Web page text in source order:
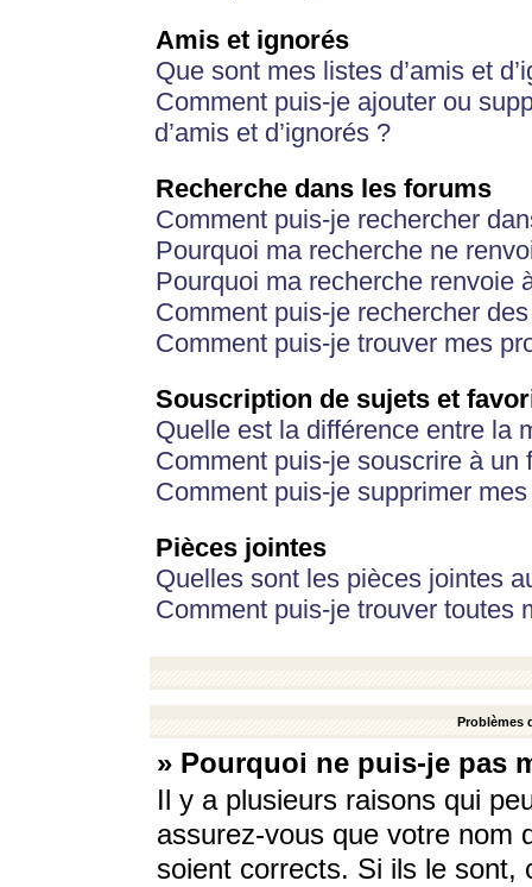
Amis et ignorés
Que sont mes listes d’amis et
Comment puis-je ajouter ou
d’amis et d’ignorés ?
Recherche dans les forums
Comment puis-je rechercher
Pourquoi ma recherche ne
Pourquoi ma recherche renvoie
Comment puis-je rechercher
Comment puis-je trouver mes
Souscription de sujets et
Quelle est la différence entre la
Comment puis-je souscrire à
Comment puis-je supprimer
Pièces jointes
Quelles sont les pièces jointes
Comment puis-je trouver toutes
Problèmes
» Pourquoi ne puis-je pas
Il y a plusieurs raisons qui
assurez-vous que votre nom
soient corrects. Si ils le sont,